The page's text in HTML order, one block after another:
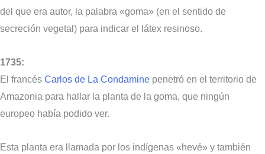
del que era autor, la palabra «goma» (en el sentido de
secreción vegetal) para indicar el látex resinoso.
1735:
El francés Carlos de La Condamine penetró en el territorio de
Amazonia para hallar la planta de la goma, que ningún
europeo había podido ver.
Esta planta era llamada por los indígenas «hevé» y también